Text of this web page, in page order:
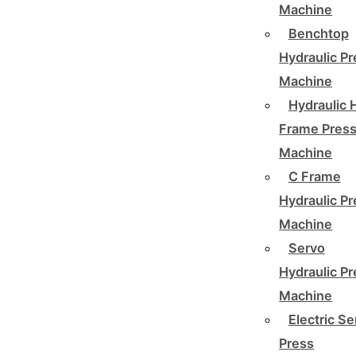
Machine
Benchtop
Hydraulic
Machine
Hydraulic
Frame
Machine
C Frame
Hydraulic
Machine
Servo
Hydraulic
Machine
Electric
Press